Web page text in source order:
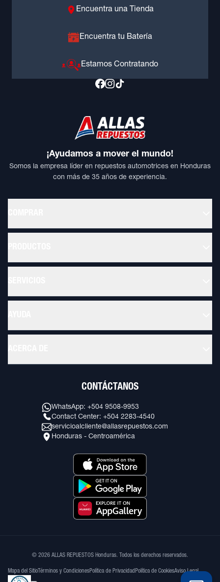
Encuentra una Tienda
Encuentra tu Batería
Estamos Contratando
¡Ayudamos a mover el mundo!
Somos la empresa líder en repuestos automotrices en Honduras
con más de 35 años de experiencia.
CONTÁCTANOS
WhatsApp: +504 9508-9953
Contact Center: +504 2283-4540
servicioalcliente@allasrepuestos.com
Honduras - Centroamérica
© 2026 ALLAS REPUESTOS Honduras. Todos los derechos reservados.
Mapa del Sitio Términos y CondicionesPolítica de Privacidad Política de CookiesAviso Legal